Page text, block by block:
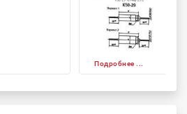
Подробнее ...